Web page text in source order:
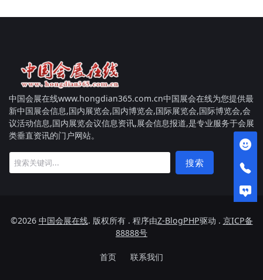
中国会展在线www.hongdian365.com.cn中国展会在线为您提供最
新中国展会信息,国内展览会,国内博览会,国际展览会,国际博览会,会
议活动信息,国内展览会议信息资讯,展会信息报道,是专业服务于会展
类垂直资讯的门户网站。
搜索
©2026 中国会展在线. 版权所有 . 程序由Z-BlogPHP驱动 . 京ICP备
88888号
首页 联系我们